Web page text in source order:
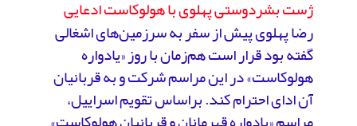
ژست بشردوستی پهلوی با هولوکاست ادعایی
رضا پهلوی پیش از سفر به سرزمین‌های اشغالی
گفته بود قرار است هم‌زمان با روز «یادواره
هولوکاست» در این مراسم شرکت و به قربانیان
آن ادای احترام کند. براساس تقویم اسراییل،